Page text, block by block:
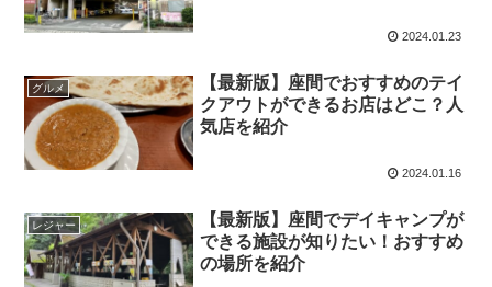
2024.01.23
グルメ
【最新版】座間でおすすめのテイ
クアウトができるお店はどこ？人
気店を紹介
2024.01.16
レジャー
【最新版】座間でデイキャンプが
できる施設が知りたい！おすすめ
の場所を紹介